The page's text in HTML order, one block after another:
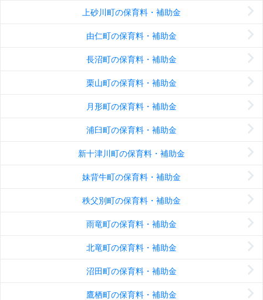
上砂川町の保育料・補助金
由仁町の保育料・補助金
長沼町の保育料・補助金
栗山町の保育料・補助金
月形町の保育料・補助金
浦臼町の保育料・補助金
新十津川町の保育料・補助金
妹背牛町の保育料・補助金
秩父別町の保育料・補助金
雨竜町の保育料・補助金
北竜町の保育料・補助金
沼田町の保育料・補助金
鷹栖町の保育料・補助金